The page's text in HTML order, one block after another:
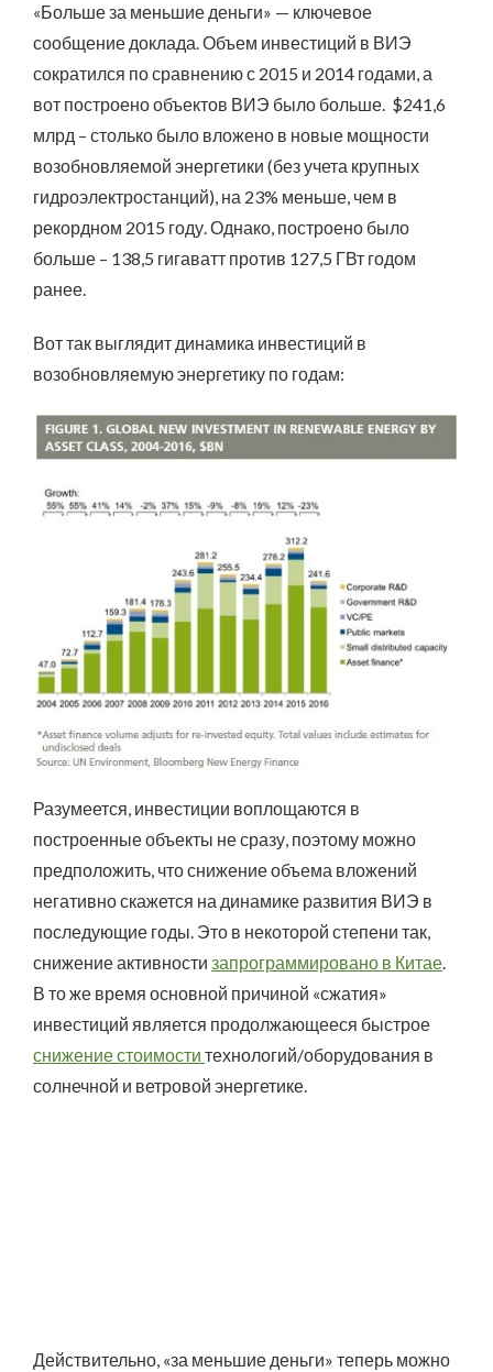
«Больше за меньшие деньги» — ключевое
сообщение доклада. Объем инвестиций в ВИЭ
сократился по сравнению с 2015 и 2014 годами, а
вот построено объектов ВИЭ было больше. $241,6
млрд – столько было вложено в новые мощности
возобновляемой энергетики (без учета крупных
гидроэлектростанций), на 23% меньше, чем в
рекордном 2015 году. Однако, построено было
больше – 138,5 гигаватт против 127,5 ГВт годом
ранее.
Вот так выглядит динамика инвестиций в
возобновляемую энергетику по годам:
Разумеется, инвестиции воплощаются в
построенные объекты не сразу, поэтому можно
предположить, что снижение объема вложений
негативно скажется на динамике развития ВИЭ в
последующие годы. Это в некоторой степени так,
снижение активности запрограммировано в Китае
В то же время основной причиной «сжатия»
инвестиций является продолжающееся быстрое
снижение стоимости технологий/оборудования в
солнечной и ветровой энергетике.
Действительно, «за меньшие деньги» теперь можно